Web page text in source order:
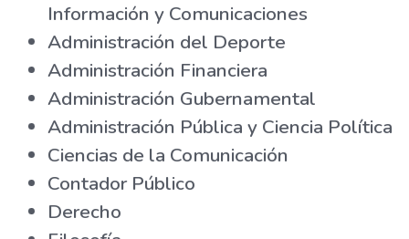
Información y Comunicaciones
Administración del Deporte
Administración Financiera
Administración Gubernamental
Administración Pública y Ciencia Política
Ciencias de la Comunicación
Contador Público
Derecho